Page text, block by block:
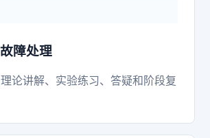
障处理
论讲解、实验练习、答疑和阶段复